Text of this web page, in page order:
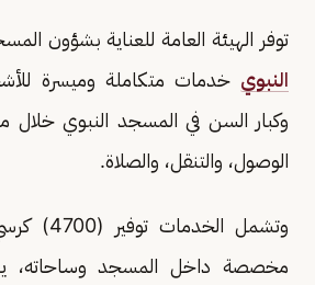
توفر الهيئة العامة للعناية بشؤون
النبوي خدمات متكاملة وميسرة
وكبار السن في المسجد النبوي
الوصول، والتنقل، والصلاة.
وتشمل
مخصصة داخل المسجد وساحاته،